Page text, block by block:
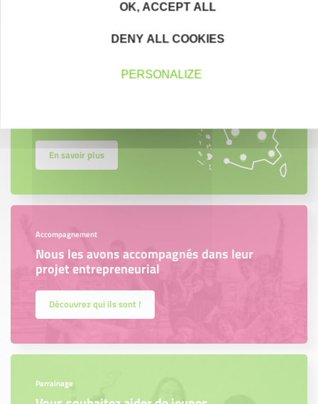
Trouvez à qui vous adresser
En savoir plus
Accompagnement
Nous les avons accompagnés dans leur
projet entrepreneurial
Découvrez qui ils sont !
Parrainage
OK, ACCEPT ALL
DENY ALL COOKIES
PERSONALIZE